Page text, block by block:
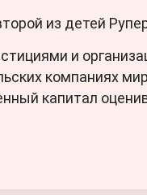
из детей
и
компаниях
капитал